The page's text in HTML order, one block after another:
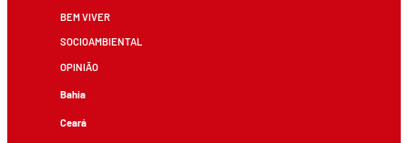
BEM VIVER
SOCIOAMBIENTAL
OPINIÃO
Bahia
Ceará